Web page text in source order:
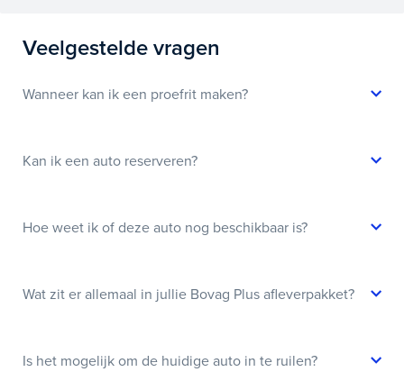
Veelgestelde vragen
Wanneer kan ik een proefrit maken?
Kan ik een auto reserveren?
Hoe weet ik of deze auto nog beschikbaar is?
Wat zit er allemaal in jullie Bovag Plus afleverpakket?
Is het mogelijk om de huidige auto in te ruilen?